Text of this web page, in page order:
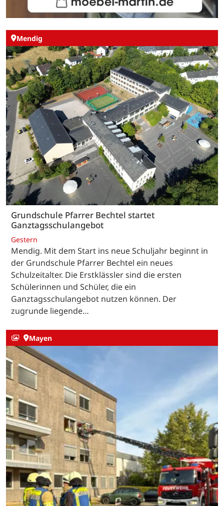
Mendig
Grundschule Pfarrer Bechtel startet
Ganztagsschulangebot
Gestern
Mendig. Mit dem Start ins neue Schuljahr beginnt in
der Grundschule Pfarrer Bechtel ein neues
Schulzeitalter. Die Erstklässler sind die ersten
Schülerinnen und Schüler, die ein
Ganztagsschulangebot nutzen können. Der
zugrunde liegende…
Mayen